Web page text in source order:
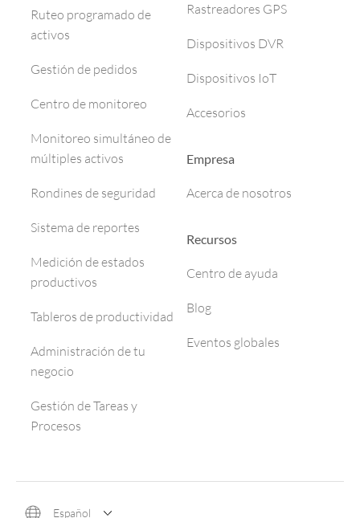
Ruteo programado de
activos
Gestión de pedidos
Centro de monitoreo
Monitoreo simultáneo de
múltiples activos
Rondines de seguridad
Sistema de reportes
Medición de estados
productivos
Tableros de productividad
Administración de tu
negocio
Gestión de Tareas y
Procesos
Rastreadores GPS
Dispositivos DVR
Dispositivos IoT
Accesorios
Empresa
Acerca de nosotros
Recursos
Centro de ayuda
Blog
Eventos globales
Español